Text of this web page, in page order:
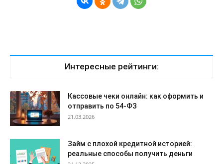
Интересные рейтинги:
Кассовые чеки онлайн: как оформить и
отправить по 54-ФЗ
21.03.2026
Займ с плохой кредитной историей:
реальные способы получить деньги